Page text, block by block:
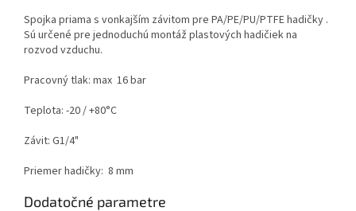
Spojka priama s vonkajším závitom pre PA/PE/PU/PTFE hadičky .
Sú určené pre jednoduchú montáž plastových hadičiek na
rozvod vzduchu.
Pracovný tlak: max 16 bar
Teplota: -20 / +80°C
Závit: G1/4"
Priemer hadičky: 8 mm
Dodatočné parametre